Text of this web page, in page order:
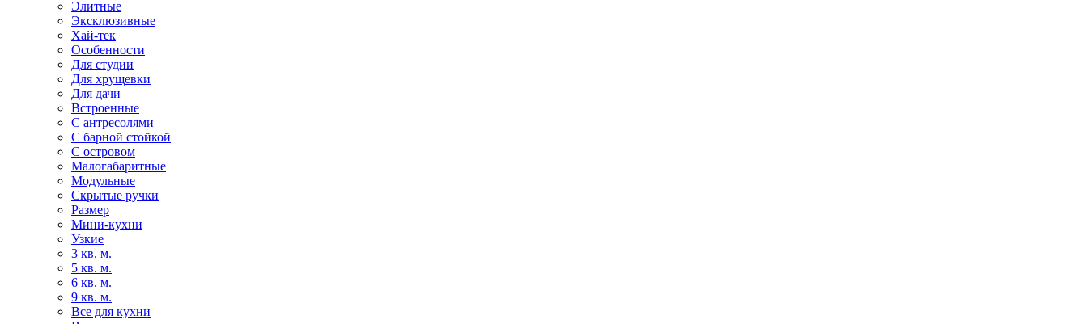
Элитные
Эксклюзивные
Хай-тек
Особенности
Для студии
Для хрущевки
Для дачи
Встроенные
С антресолями
С барной стойкой
С островом
Малогабаритные
Модульные
Скрытые ручки
Размер
Мини-кухни
Узкие
3 кв. м.
5 кв. м.
6 кв. м.
9 кв. м.
Все для кухни